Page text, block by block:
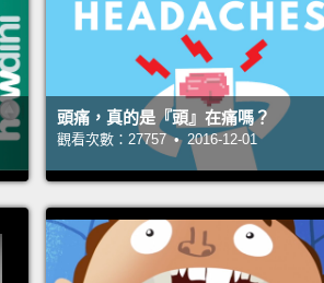
of a
impede
ultimately
growth
隱性飢餓
期開始到
頭痛，真的是『頭』在痛嗎？
觀看次數：27757 • 2016-12-01